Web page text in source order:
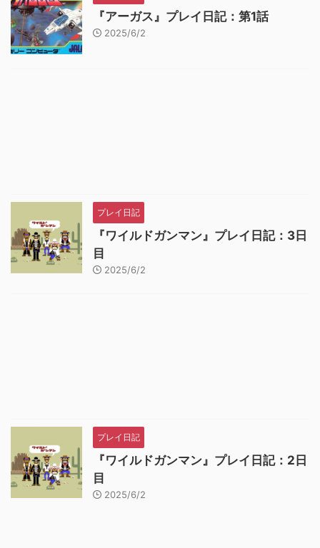
『アーガス』プレイ日記：第1話
2025/6/2
プレイ日記
『ワイルドガンマン』プレイ日記：3日
目
2025/6/2
プレイ日記
『ワイルドガンマン』プレイ日記：2日
目
2025/6/2